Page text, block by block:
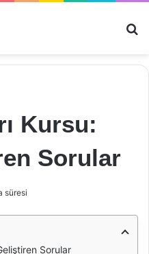
Kursu:
Sorular
süresi
Sorular